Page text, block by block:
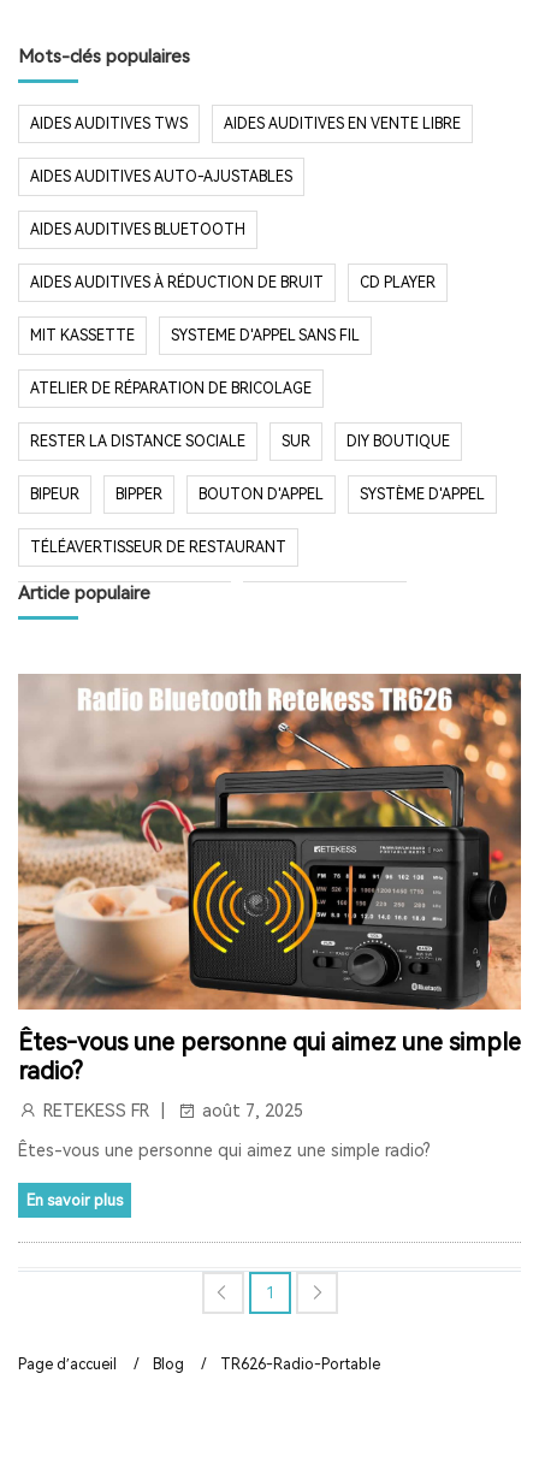
Êtes-vous une personne qui aimez une simple
radio?
RETEKESS FR août 7, 2025
Êtes-vous une personne qui aimez une simple radio?
En savoir plus
1
Mots-clés populaires
AIDES AUDITIVES TWS AIDES AUDITIVES EN VENTE LIBRE
AIDES AUDITIVES AUTO-AJUSTABLES
AIDES AUDITIVES BLUETOOTH
AIDES AUDITIVES À RÉDUCTION DE BRUIT CD PLAYER
MIT KASSETTE SYSTEME D'APPEL SANS FIL
ATELIER DE RÉPARATION DE BRICOLAGE
RESTER LA DISTANCE SOCIALE SUR DIY BOUTIQUE
BIPEUR BIPPER BOUTON D'APPEL SYSTÈME D'APPEL
TÉLÉAVERTISSEUR DE RESTAURANT
SYSTÈME D'APPEL SANS FIL
LONGUE PORTÉE SYSTÈME LONG TEMPS EN VEILLE
HÔPITAL RADIO RADIO PORTABLE
FM AM RADIO RADIO DE POCHE RADIO DE DOUCHE
ENCEINTE BLUETOOTH ÉTANCHE
HAUT-PARLEUR BLUETOOTH SANS FIL RADIO FM
RETEKESS AUDIOGUIDE TT128 TT128B
TOUR GUIDE SYSTEM
SYSTÈME D'INTERPHONE DE COMPTEUR À DEUX VOIES
SYNCHRONISATION AUTOMATIQUE ET FONCTION DE
VERROUILLAGE DE CANAL
RAPPEL DE DISTANCE SYSTÈME DE GUIDE TOURISTIQUE
Article populaire
Page d’accueil / Blog / TR626-Radio-Portable